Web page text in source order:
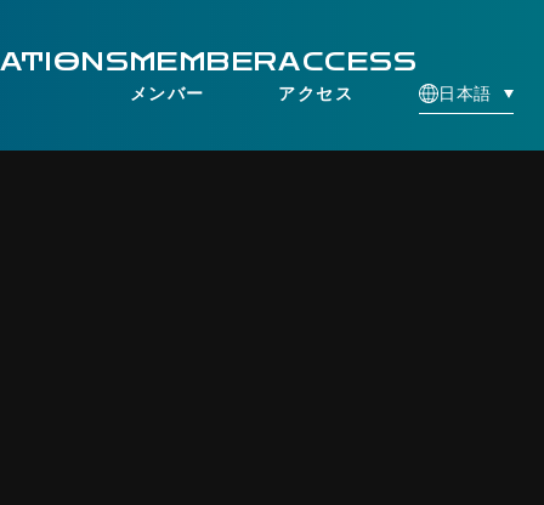
MEMBERACCESS
日本語